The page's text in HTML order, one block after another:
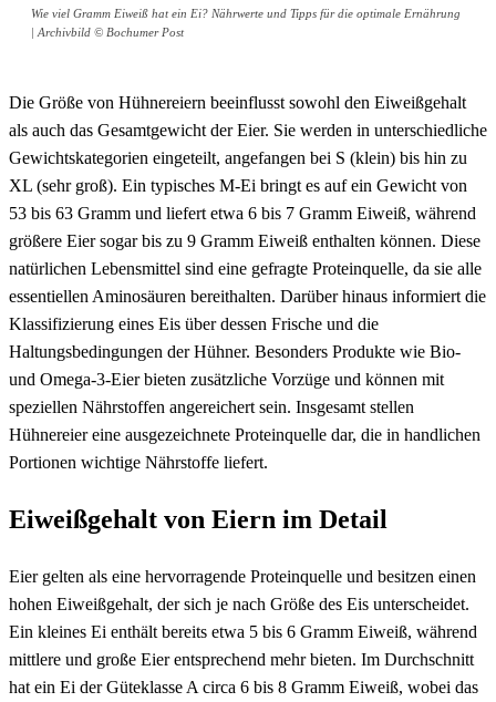
Wie viel Gramm Eiweiß hat ein Ei? Nährwerte und Tipps für die optimale Ernährung
| Archivbild © Bochumer Post
Die Größe von Hühnereiern beeinflusst sowohl den Eiweißgehalt
als auch das Gesamtgewicht der Eier. Sie werden in unterschiedliche
Gewichtskategorien eingeteilt, angefangen bei S (klein) bis hin zu
XL (sehr groß). Ein typisches M-Ei bringt es auf ein Gewicht von
53 bis 63 Gramm und liefert etwa 6 bis 7 Gramm Eiweiß, während
größere Eier sogar bis zu 9 Gramm Eiweiß enthalten können. Diese
natürlichen Lebensmittel sind eine gefragte Proteinquelle, da sie alle
essentiellen Aminosäuren bereithalten. Darüber hinaus informiert die
Klassifizierung eines Eis über dessen Frische und die
Haltungsbedingungen der Hühner. Besonders Produkte wie Bio-
und Omega-3-Eier bieten zusätzliche Vorzüge und können mit
speziellen Nährstoffen angereichert sein. Insgesamt stellen
Hühnereier eine ausgezeichnete Proteinquelle dar, die in handlichen
Portionen wichtige Nährstoffe liefert.
Eiweißgehalt von Eiern im Detail
Eier gelten als eine hervorragende Proteinquelle und besitzen einen
hohen Eiweißgehalt, der sich je nach Größe des Eis unterscheidet.
Ein kleines Ei enthält bereits etwa 5 bis 6 Gramm Eiweiß, während
mittlere und große Eier entsprechend mehr bieten. Im Durchschnitt
hat ein Ei der Güteklasse A circa 6 bis 8 Gramm Eiweiß, wobei das